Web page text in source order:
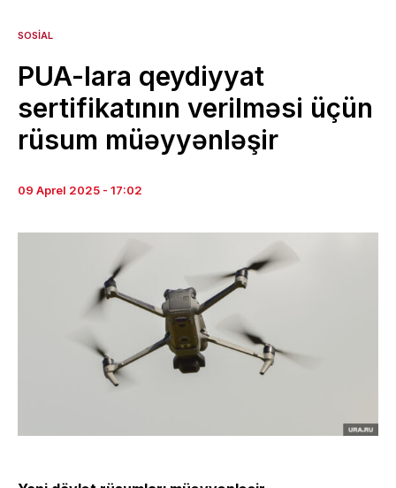
SOSIAL
PUA-lara qeydiyyat
sertifikatının verilməsi üçün
rüsum müəyyənləşir
09 Aprel 2025 - 17:02